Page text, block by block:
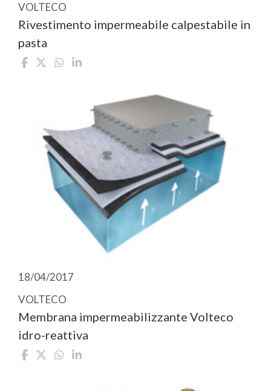
VOLTECO
Rivestimento impermeabile calpestabile in
pasta
18/04/2017
VOLTECO
Membrana impermeabilizzante Volteco
idro-reattiva